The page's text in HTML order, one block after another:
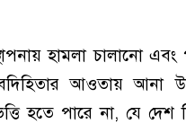
হামলা চালানো এবং
আওতায় আনা
হতে পারে না, যে